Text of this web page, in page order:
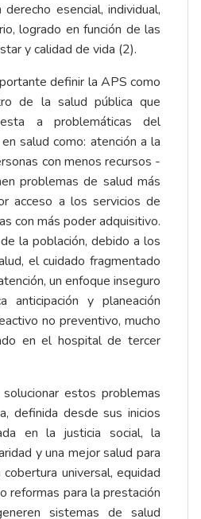
esencial, individual,
logrado en función de las
y calidad de vida (2).
definir la APS como
de la salud pública que
a problemáticas del
salud como: atención a la
con menos recursos -
problemas de salud más
acceso a los servicios de
con más poder adquisitivo.
la población, debido a los
el cuidado fragmentado
un enfoque inseguro
anticipación y planeación
no preventivo, mucho
en el hospital de tercer
estos problemas
definida desde sus inicios
en la justicia social, la
y una mejor salud para
universal, equidad
reformas para la prestación
sistemas de salud